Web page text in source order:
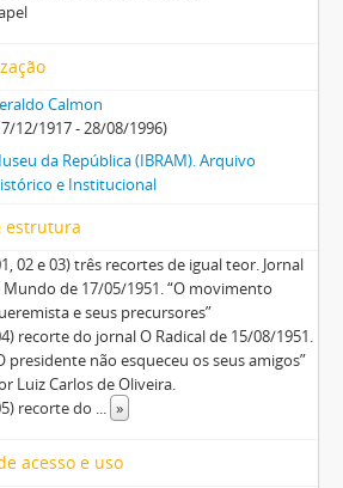
Calmon
12/1917 - 28/08/1996)
da República (IBRAM). Arquivo
e Institucional
estrutura
02 e 03) três recortes de igual teor. Jornal
Mundo de 17/05/1951. “O movimento
e seus precursores”
recorte do jornal O Radical de 15/08/1951.
presidente não esqueceu os seus amigos”
Luiz Carlos de Oliveira.
recorte do ... »
acesso e uso